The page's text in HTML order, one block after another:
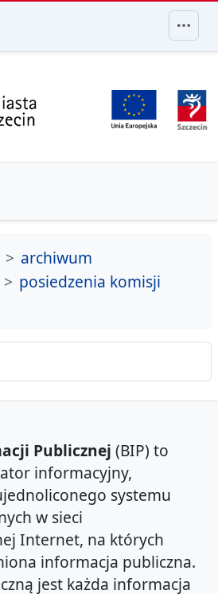
menu
archiwum
posiedzenia komisji
Publicznej (BIP) to
informacyjny,
systemu
w sieci
Internet, na których
informacja publiczna.
jest każda informacja